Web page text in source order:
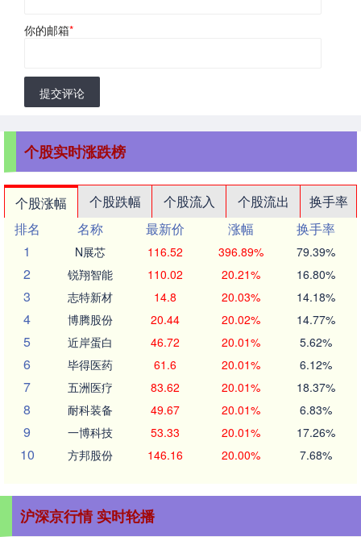
你的邮箱*
提交评论
个股实时涨跌榜
个股涨幅 个股跌幅 个股流入 个股流出
换手率
排名
名称 最新价 涨幅
换手率
1
N展芯 116.52 396.89% 79.39%
2 锐翔智能 110.02 20.21% 16.80%
3 志特新材 14.8 20.03% 14.18%
4 博腾股份 20.44 20.02% 14.77%
5 近岸蛋白 46.72 20.01% 5.62%
6 毕得医药 61.6 20.01% 6.12%
7 五洲医疗 83.62 20.01% 18.37%
8 耐科装备 49.67 20.01% 6.83%
9 一博科技 53.33 20.01% 17.26%
10 方邦股份 146.16 20.00% 7.68%
沪深京行情 实时轮播